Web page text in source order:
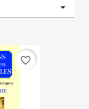

favorite_border